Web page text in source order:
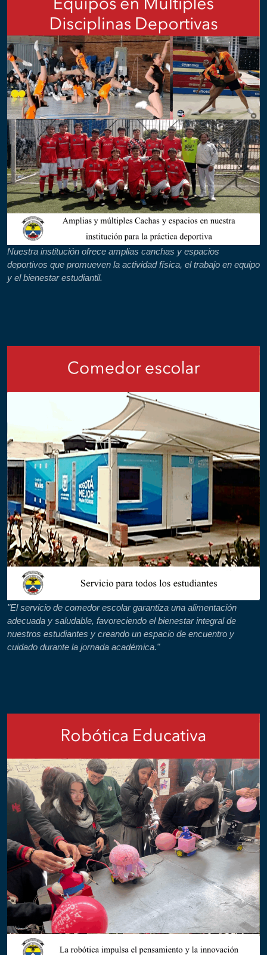
Nuestra institución ofrece amplias canchas y espacios
deportivos que promueven la actividad física, el trabajo en equipo
y el bienestar estudiantil.
"El servicio de comedor escolar garantiza una alimentación
adecuada y saludable, favoreciendo el bienestar integral de
nuestros estudiantes y creando un espacio de encuentro y
cuidado durante la jornada académica."